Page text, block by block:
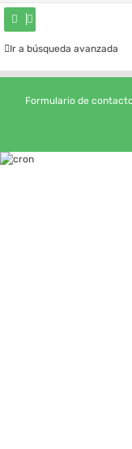
Ir a búsqueda avanzada
Formulario de